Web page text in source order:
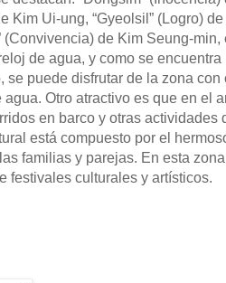
Kim Ui-ung, “Gyeolsil” (Logro)
(Convivencia) de Kim Seung-
de agua, y como se
se puede disfrutar de la zona
agua. Otro atractivo es que en el
en barco y otras actividades
está compuesto por el
familias y parejas. En esta
festivales culturales y artísticos.